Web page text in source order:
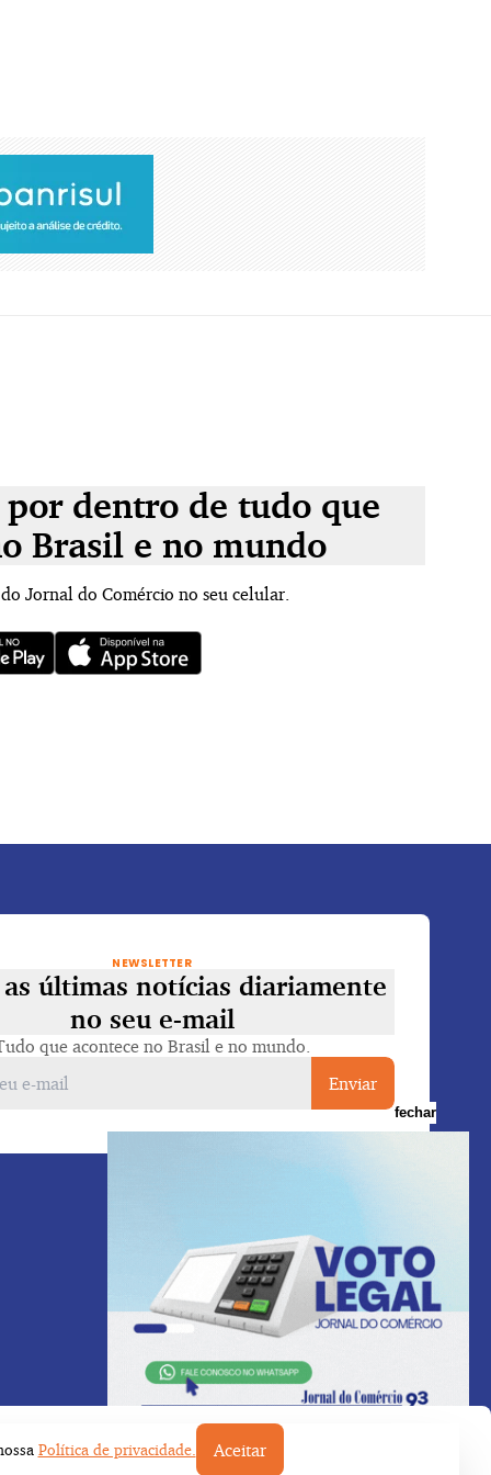
Política de privacidade. Aceitar
dentro de tudo que
Brasil e no mundo
Jornal do Comércio no seu celular.
NEWSLETTER
as últimas notícias diariamente
no seu e-mail
que acontece no Brasil e no mundo.
Enviar
fechar